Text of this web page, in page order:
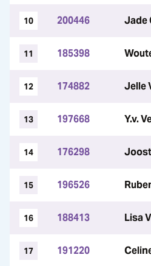
10 200446 Jade
11 185398
12 174882 Jelle
13 197668 Y.v.
14 176298
15 196526
16 188413 Lisa
17 191220